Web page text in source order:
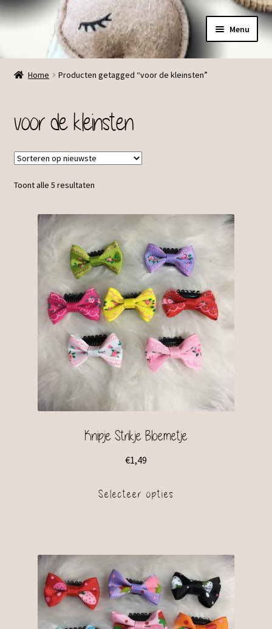
Ga
navigatie
Ga
de
inhoud
Menu
Menu
Home Producten getagged “voor de kleinsten”
voor de kleinsten
Toont alle 5 resultaten
Knipje Strikje Bloemetje
€1,49
Selecteer opties